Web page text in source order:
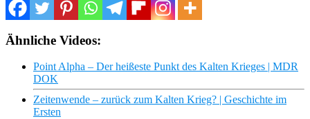
Ähnliche Videos:
Point Alpha – Der heißeste Punkt des Kalten Krieges | MDR
DOK
Zeitenwende – zurück zum Kalten Krieg? | Geschichte im
Ersten